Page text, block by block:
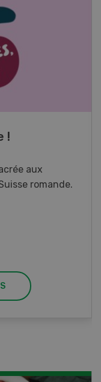
à le faire?
Si